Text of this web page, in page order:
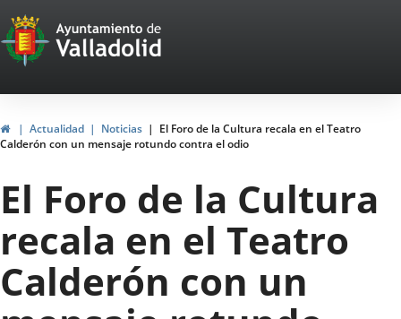
Portal
Web
del
Ayuntamiento
de
Valladolid
InicioActualidad Noticias
El Foro de la Cultura recala en el Teatro
Calderón con un mensaje rotundo contra el odio
El Foro de la Cultura
recala en el Teatro
Calderón con un